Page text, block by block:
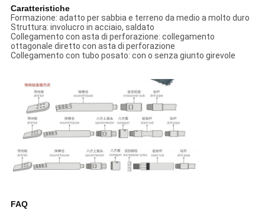
Caratteristiche
Formazione: adatto per sabbia e terreno da medio a molto duro
Struttura: involucro in acciaio, saldato
Collegamento con asta di perforazione: collegamento
ottagonale diretto con asta di perforazione
Collegamento con tubo posato: con o senza giunto girevole
FAQ